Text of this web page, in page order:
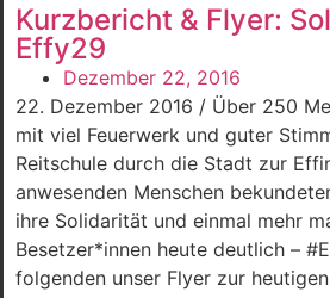
Kurzbericht & Flyer:
Effy29
Dezember 22, 2016
22. Dezember 2016 / Über 250
mit viel Feuerwerk und guter
Reitschule durch die Stadt zur
anwesenden Menschen
ihre Solidarität und einmal mehr
Besetzer*innen heute deutlich –
folgenden unser Flyer zur